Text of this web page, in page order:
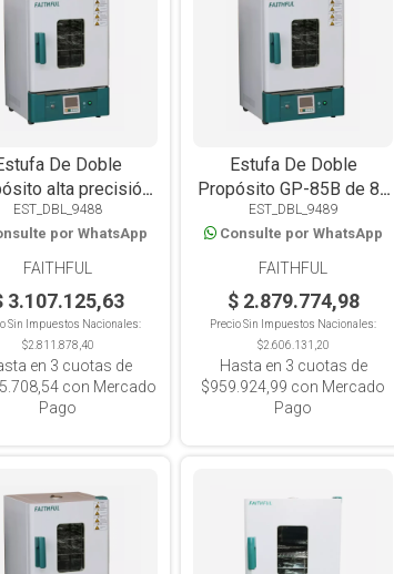
De Doble
alta precisión
de 85 L Horno
Incubador con
Digital y
EST_DBL_9488
por WhatsApp
FAITHFUL
3.107.125,63
Sin Impuestos Nacionales:
$2.811.878,40
en 3 cuotas de
con Mercado
Pago
Estufa De Doble
Propósito GP-85B de 85
L Horno e Incubador con
Controlador Digital y
Display LED
EST_DBL_9489
Consulte por WhatsApp
FAITHFUL
$ 2.879.774,98
Precio Sin Impuestos Nacionales:
$2.606.131,20
Hasta en 3 cuotas de
$959.924,99 con Mercado
Pago